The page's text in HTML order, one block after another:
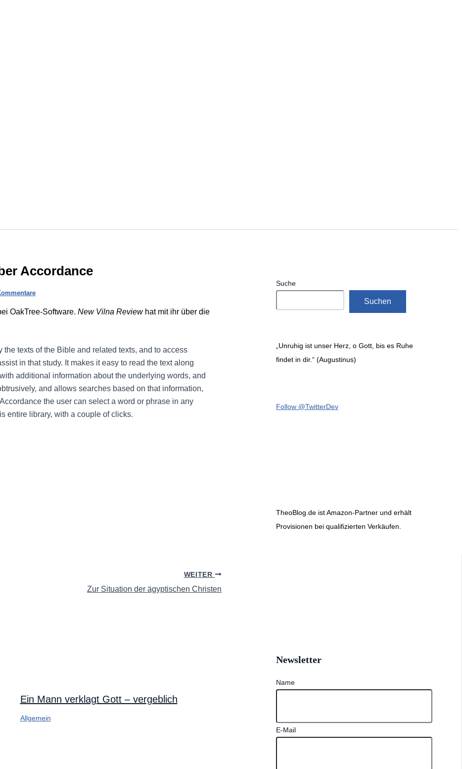
Accordance
OakTree-Software. New Vilna Reviewhat mit ihr über die
texts of the Bible and related texts, and to access
in that study. It makes it easy to read the text along
additional information about the underlying words, and
and allows searches based on that information,
the user can select a word or phrase in any
entire library, with a couple of clicks.
WEITER
Zur Situation der ägyptischen Christen
Ein Mann verklagt Gott – vergeblich
Allgemein
Suche
Suchen
„Unruhig ist unser Herz, o Gott, bis es Ruhe
findet in dir.“ (Augustinus)
Follow @TwitterDev
TheoBlog.de ist Amazon-Partner und erhält
Provisionen bei qualifizierten Verkäufen.
Newsletter
Name
E-Mail